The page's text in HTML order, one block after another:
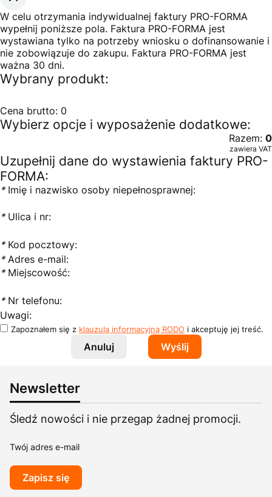
W celu otrzymania indywidualnej faktury PRO-FORMA
wypełnij poniższe pola. Faktura PRO-FORMA jest
wystawiana tylko na potrzeby wniosku o dofinansowanie i
nie zobowiązuje do zakupu. Faktura PRO-FORMA jest
ważna 30 dni.
Wybrany produkt:
Cena brutto: 0
Wybierz opcje i wyposażenie dodatkowe:
Razem: 0
zawiera VAT
Uzupełnij dane do wystawienia faktury PRO-
FORMA:
*Imię i nazwisko osoby niepełnosprawnej:
*Ulica i nr:
*Kod pocztowy:
*Adres e-mail:
*Miejscowość:
*Nr telefonu:
Uwagi:
Zapoznałem się z klauzulą informacyjną RODO i akceptuję jej treść.
Anuluj Wyślij
Newsletter
Śledź nowości i nie przegap żadnej promocji.
Twój adres e-mail
Zapisz się